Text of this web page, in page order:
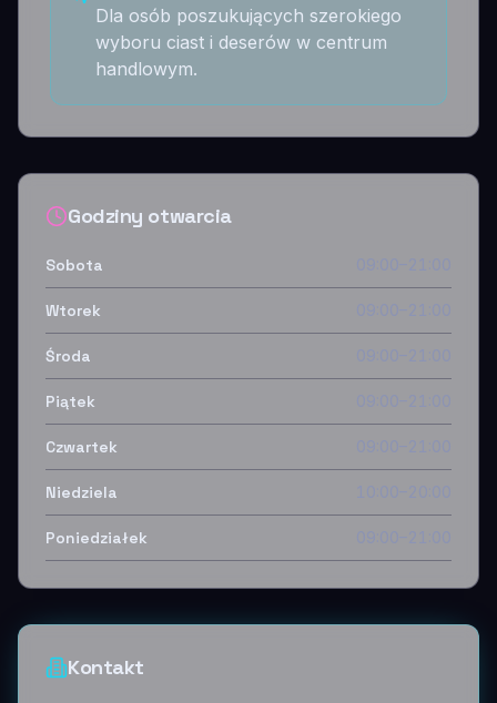
Dla osób poszukujących szerokiego
wyboru ciast i deserów w centrum
handlowym.
Godziny otwarcia
Sobota
Wtorek
Środa
Piątek
Czwartek
Niedziela
Poniedziałek
Kontakt